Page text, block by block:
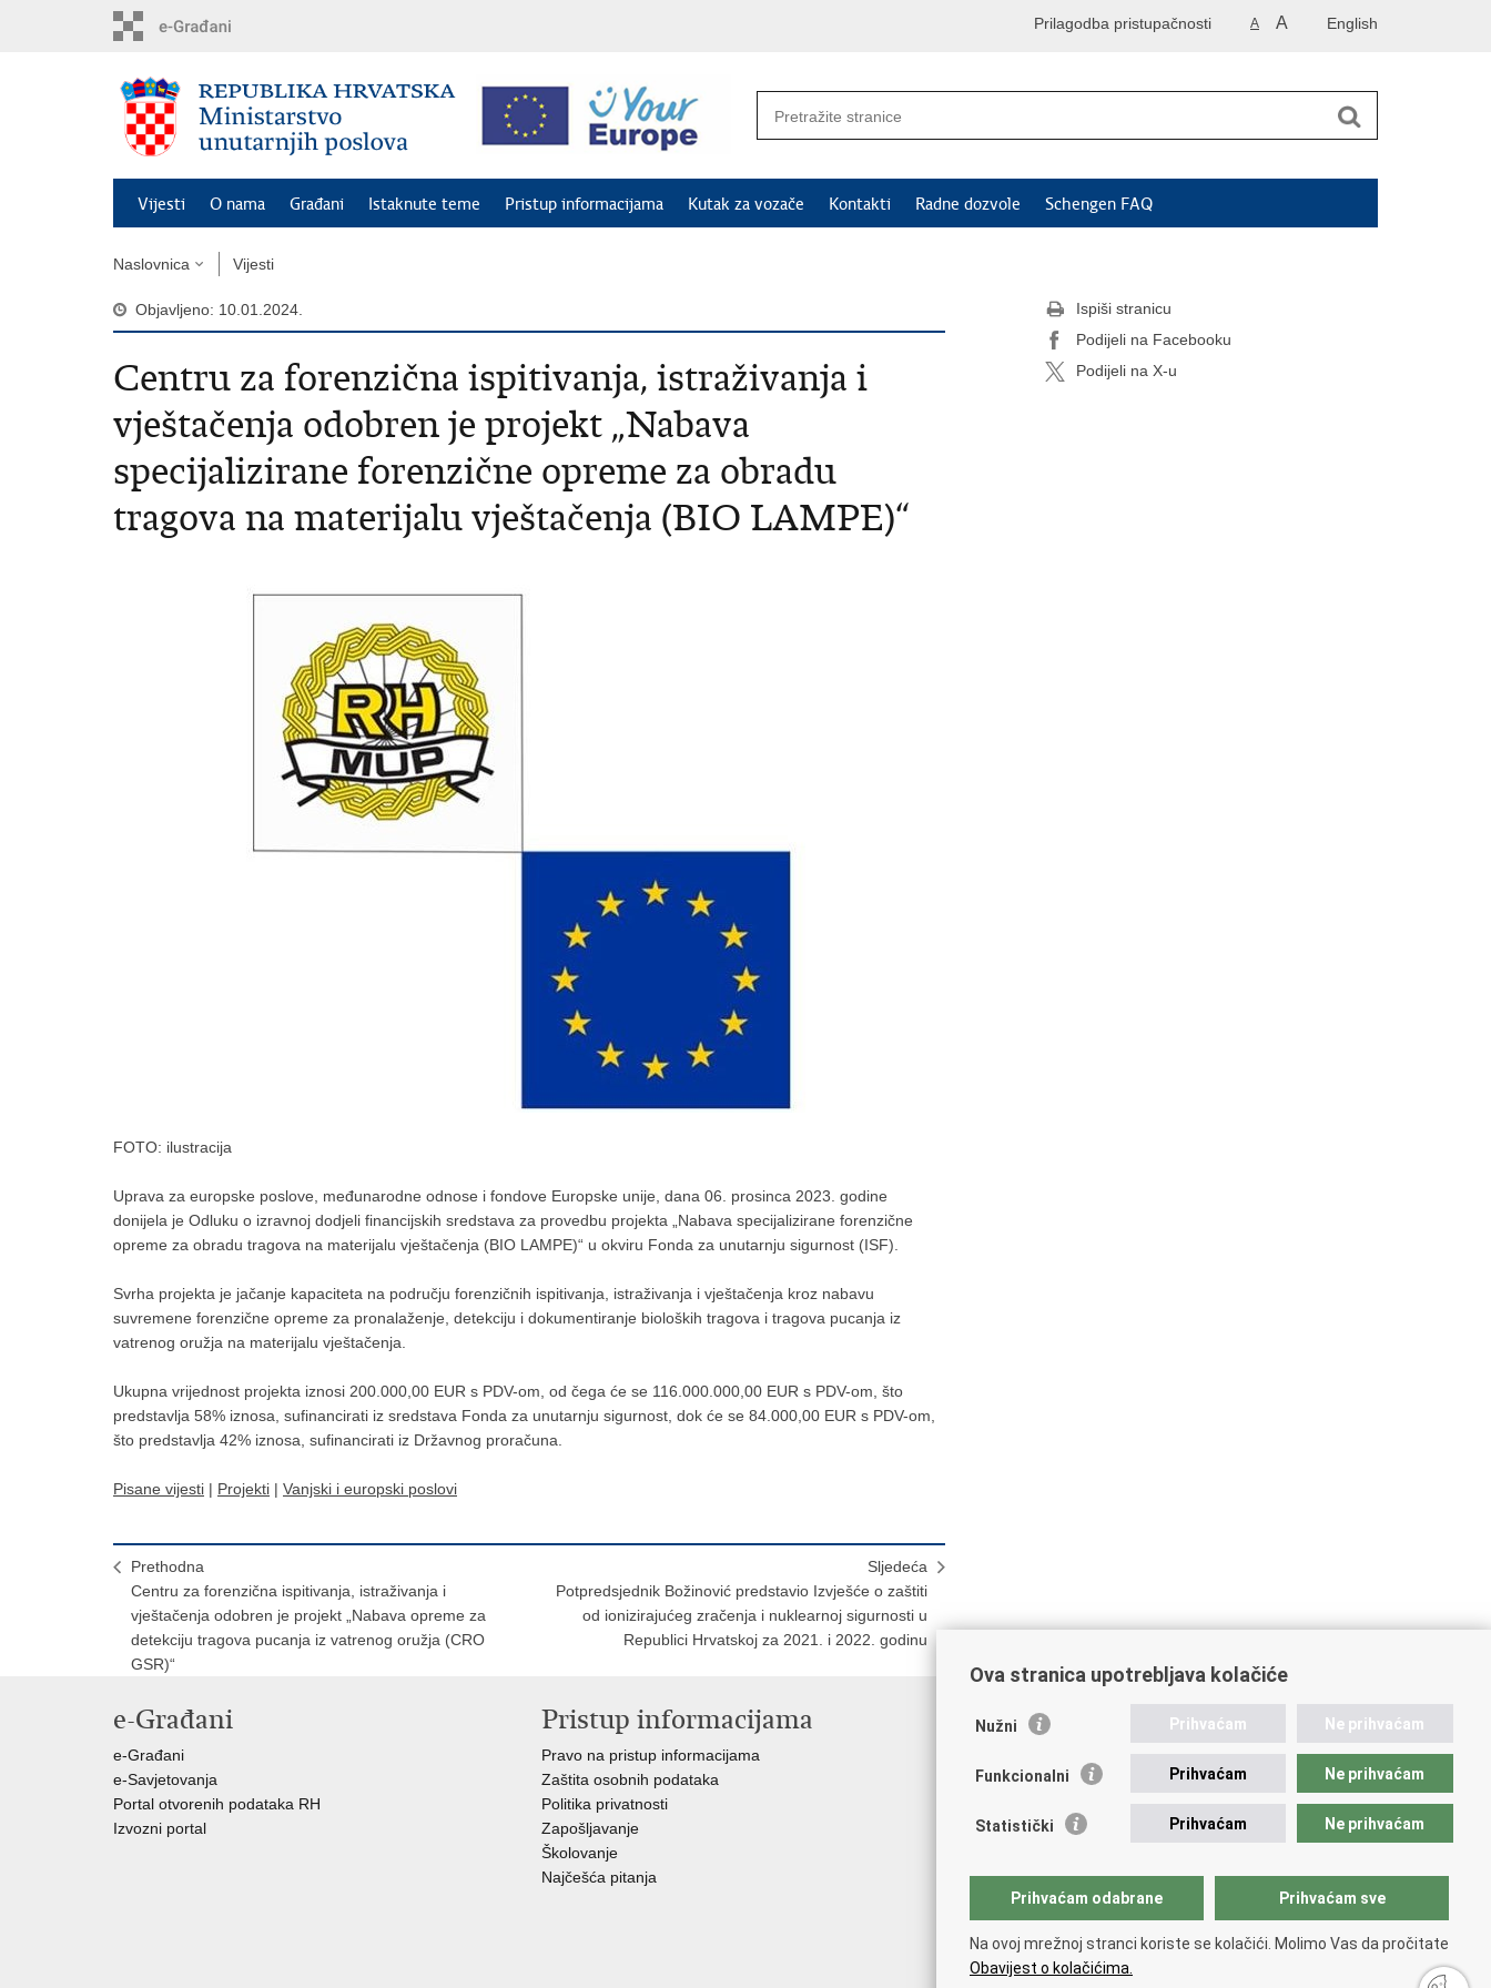
English
A A
Prilagodba pristupačnosti
Vijesti O nama Građani Istaknute teme Pristup informacijama Kutak za vozače Kontakti Radne dozvole Schengen FAQ
Naslovnica Vijesti
Objavljeno: 10.01.2024.
Centru za forenzična ispitivanja, istraživanja i
vještačenja odobren je projekt „Nabava
specijalizirane forenzične opreme za obradu
tragova na materijalu vještačenja (BIO LAMPE)“
FOTO: ilustracija
Uprava za europske poslove, međunarodne odnose i fondove Europske unije, dana 06. prosinca 2023. godine
donijela je Odluku o izravnoj dodjeli financijskih sredstava za provedbu projekta „Nabava specijalizirane forenzične
opreme za obradu tragova na materijalu vještačenja (BIO LAMPE)“ u okviru Fonda za unutarnju sigurnost (ISF).
Svrha projekta je jačanje kapaciteta na području forenzičnih ispitivanja, istraživanja i vještačenja kroz nabavu
suvremene forenzične opreme za pronalaženje, detekciju i dokumentiranje bioloških tragova i tragova pucanja iz
vatrenog oružja na materijalu vještačenja.
Ukupna vrijednost projekta iznosi 200.000,00 EUR s PDV-om, od čega će se 116.000.000,00 EUR s PDV-om, što
predstavlja 58% iznosa, sufinancirati iz sredstava Fonda za unutarnju sigurnost, dok će se 84.000,00 EUR s PDV-om,
što predstavlja 42% iznosa, sufinancirati iz Državnog proračuna.
Pisane vijesti | Projekti | Vanjski i europski poslovi
Prethodna
Centru za forenzična ispitivanja, istraživanja i
vještačenja odobren je projekt „Nabava opreme za
detekciju tragova pucanja iz vatrenog oružja (CRO
GSR)“
Sljedeća
Potpredsjednik Božinović predstavio Izvješće o zaštiti
od ionizirajućeg zračenja i nuklearnoj sigurnosti u
Republici Hrvatskoj za 2021. i 2022. godinu
Ispiši stranicu
Podijeli na Facebooku
Podijeli na X-u
e-Građani
e-Građani
e-Savjetovanja
Portal otvorenih podataka RH
Izvozni portal
Pristup informacijama
Pravo na pristup informacijama
Zaštita osobnih podataka
Politika privatnosti
Zapošljavanje
Školovanje
Najčešća pitanja
Važne poveznice
EMN Nacionalna kontaktna točka za Republiku Hrvatsku
Policijska akademija
Zaklada policijske solidarnosti
Sindikati
Udruge
Dom zdravlja MUP-a
Ova stranica upotrebljava kolačiće
Nužni Prihvaćam Ne prihvaćam
Funkcionalni Prihvaćam Ne prihvaćam
Statistički Prihvaćam Ne prihvaćam
Prihvaćam odabrane Prihvaćam sve
Na ovoj mrežnoj stranci koriste se kolačići. Molimo Vas da pročitate
Obavijest o kolačićima.